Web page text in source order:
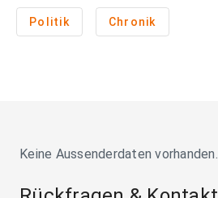
Politik Chronik
Keine Aussenderdaten vorhanden.